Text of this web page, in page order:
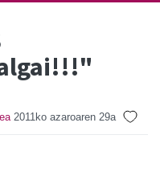
2011ko azaroaren 29a